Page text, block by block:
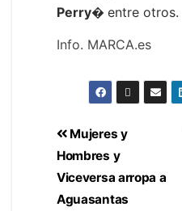
Perry� entre otros.
Info. MARCA.es
Mujeres y
Hombres y
Viceversa arropa a
Aguasantas